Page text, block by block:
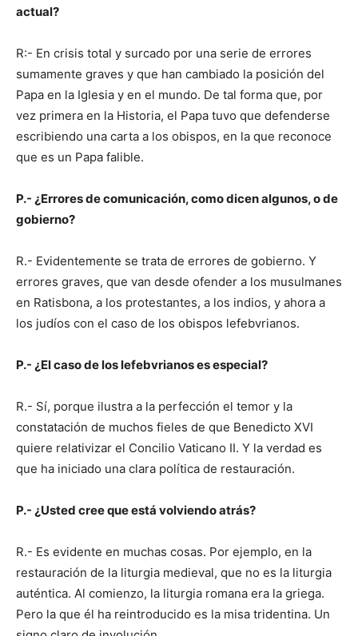
actual?
R:- En crisis total y surcado por una serie de errores
sumamente graves y que han cambiado la posición del
Papa en la Iglesia y en el mundo. De tal forma que, por
vez primera en la Historia, el Papa tuvo que defenderse
escribiendo una carta a los obispos, en la que reconoce
que es un Papa falible.
P.- ¿Errores de comunicación, como dicen algunos, o de
gobierno?
R.- Evidentemente se trata de errores de gobierno. Y
errores graves, que van desde ofender a los musulmanes
en Ratisbona, a los protestantes, a los indios, y ahora a
los judíos con el caso de los obispos lefebvrianos.
P.- ¿El caso de los lefebvrianos es especial?
R.- Sí, porque ilustra a la perfección el temor y la
constatación de muchos fieles de que Benedicto XVI
quiere relativizar el Concilio Vaticano II. Y la verdad es
que ha iniciado una clara política de restauración.
P.- ¿Usted cree que está volviendo atrás?
R.- Es evidente en muchas cosas. Por ejemplo, en la
restauración de la liturgia medieval, que no es la liturgia
auténtica. Al comienzo, la liturgia romana era la griega.
Pero la que él ha reintroducido es la misa tridentina. Un